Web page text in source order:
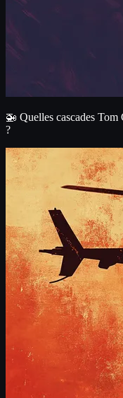
🚁 Quelles cascades
?